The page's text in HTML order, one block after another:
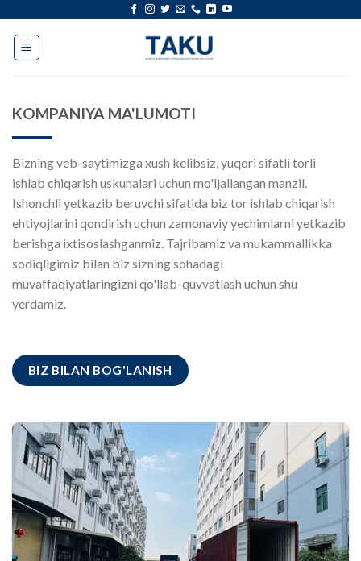
KOMPANIYA MA'LUMOTI
Bizning veb-saytimizga xush kelibsiz, yuqori sifatli torli
ishlab chiqarish uskunalari uchun mo'ljallangan manzil.
Ishonchli yetkazib beruvchi sifatida biz tor ishlab chiqarish
ehtiyojlarini qondirish uchun zamonaviy yechimlarni yetkazib
berishga ixtisoslashganmiz. Tajribamiz va mukammallikka
sodiqligimiz bilan biz sizning sohadagi
muvaffaqiyatlaringizni qo'llab-quvvatlash uchun shu
yerdamiz.
BIZ BILAN BOG'LANISH